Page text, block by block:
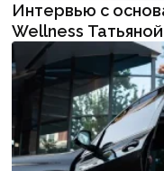
Интервью с
Wellness